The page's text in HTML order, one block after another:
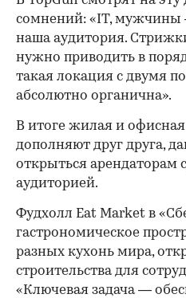
сомнений: «IT, мужчины
наша аудитория.
нужно приводить в
такая локация с двумя
абсолютно органична».
В итоге жилая и
дополняют друг друга,
открыться арендаторам
аудиторией.
Фудхолл Eat Market в
гастрономическое
разных кухонь мира,
строительства для
«Ключевая задача —